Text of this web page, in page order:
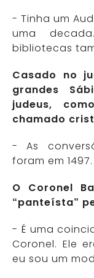
- Tinha um
uma
bibliotecas
Casado no
grandes
judeus,
chamado
- As
foram em 1497.
O Coronel
“panteísta”
- É uma
Coronel. Ele
eu sou um